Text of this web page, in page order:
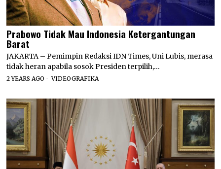
Prabowo Tidak Mau Indonesia Ketergantungan
Barat
JAKARTA – Pemimpin Redaksi IDN Times, Uni Lubis, merasa
tidak heran apabila sosok Presiden terpilih,…
2 YEARS AGO VIDEOGRAFIKA